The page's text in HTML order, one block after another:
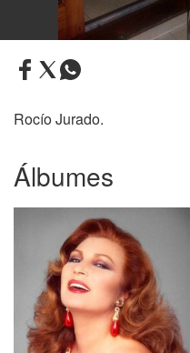
Rocío Jurado.
Álbumes